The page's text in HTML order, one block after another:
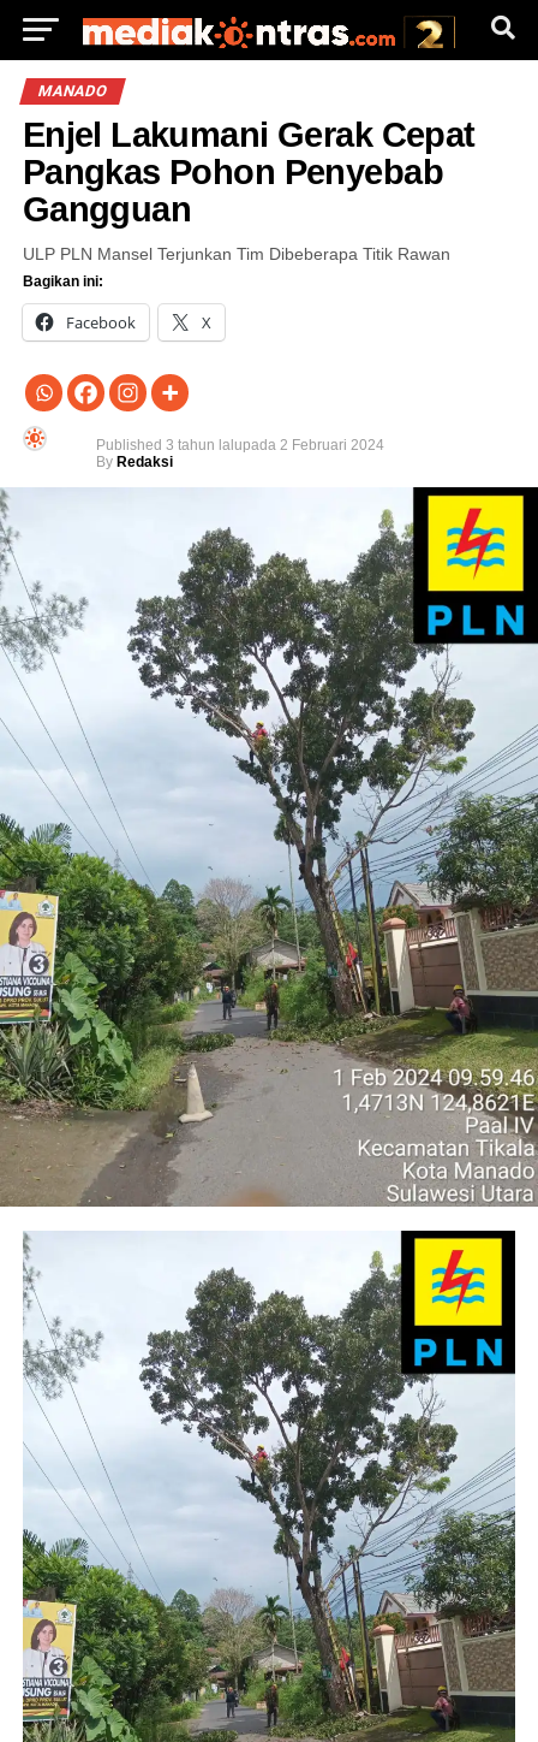
MANADO
Enjel Lakumani Gerak Cepat
Pangkas Pohon Penyebab
Gangguan
ULP PLN Mansel Terjunkan Tim Dibeberapa Titik Rawan
Bagikan ini:
Facebook X
Published 3 tahun lalupada 2 Februari 2024
By Redaksi